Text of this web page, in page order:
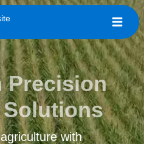
Precision
with